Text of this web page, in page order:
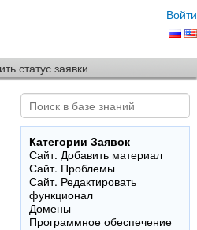
Войти
статус заявки
Категории Заявок
Сайт. Добавить материал
Сайт. Проблемы
Сайт. Редактировать
функционал
Домены
Программное обеспечение